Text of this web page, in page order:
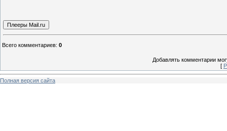
Всего комментариев: 0
Добавлять комментарии
[
Полная версия сайта